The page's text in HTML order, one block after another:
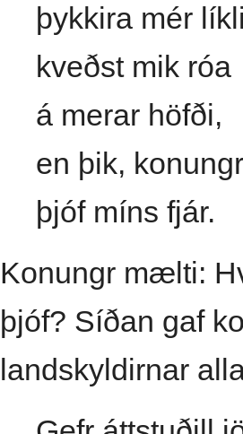
þykkira mér
kveðst mik róa
á merar höfði,
en þik,
þjóf míns fjár.
Konungr mælti:
þjóf? Síðan gaf
landskyldirnar